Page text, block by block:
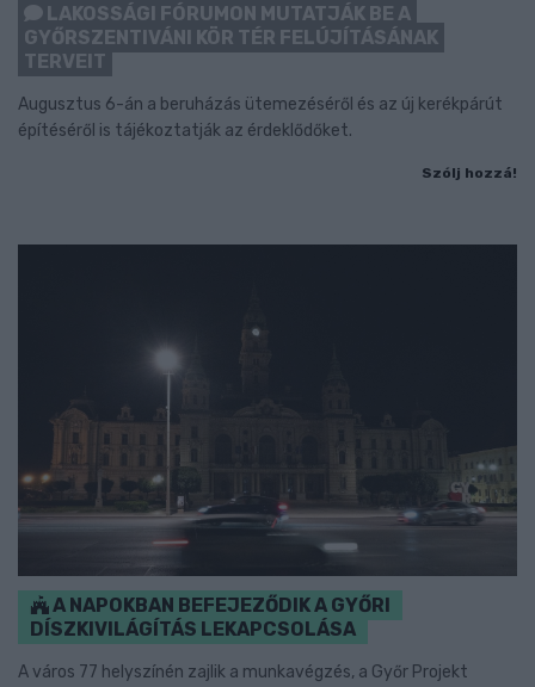
LAKOSSÁGI FÓRUMON MUTATJÁK BE A
GYŐRSZENTIVÁNI KÖR TÉR FELÚJÍTÁSÁNAK
TERVEIT
Augusztus 6-án a beruházás ütemezéséről és az új kerékpárút
építéséről is tájékoztatják az érdeklődőket.
Szólj hozzá!
A NAPOKBAN BEFEJEZŐDIK A GYŐRI
DÍSZKIVILÁGÍTÁS LEKAPCSOLÁSA
A város 77 helyszínén zajlik a munkavégzés, a Győr Projekt